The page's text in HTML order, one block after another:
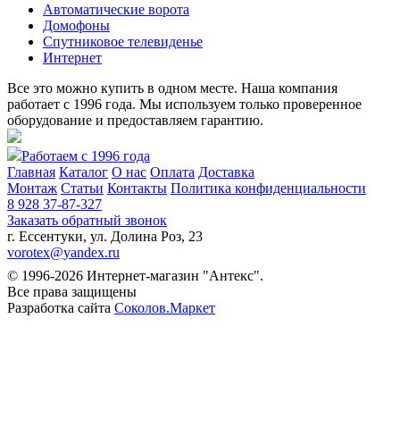
Автоматические ворота
Домофоны
Спутниковое телевиденье
Интернет
Все это можно купить в одном месте. Наша компания
работает с 1996 года. Мы используем только проверенное
оборудование и предоставляем гарантию.
Работаем с 1996 года
Главная Каталог О нас Оплата Доставка
Монтаж Статьи Контакты Политика конфиденциальности
8 928 37-87-327
Заказать обратный звонок
г. Ессентуки, ул. Долина Роз, 23
vorotex@yandex.ru
© 1996-2026 Интернет-магазин "Антекс".
Все права защищены
Разработка сайта Соколов.Маркет